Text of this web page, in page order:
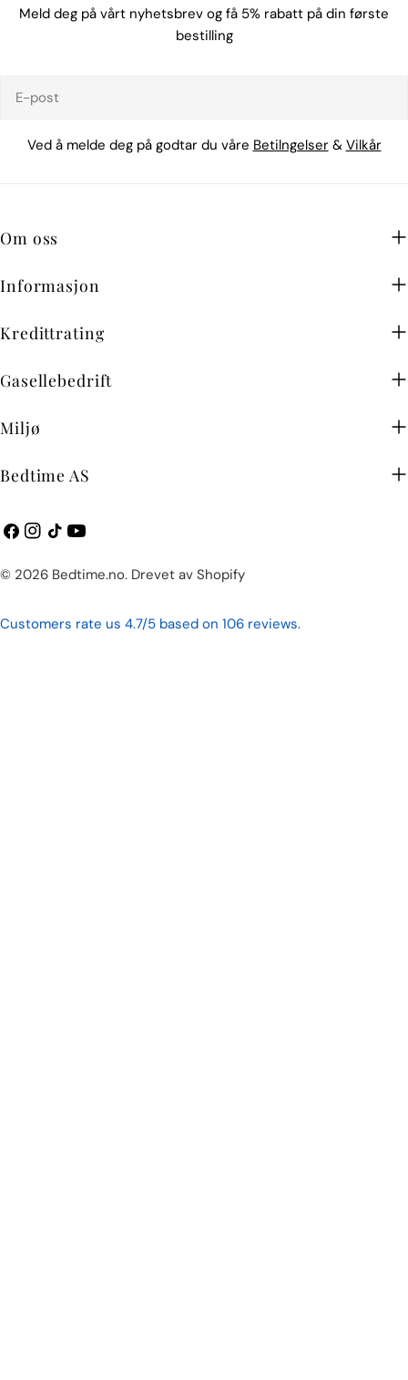
Meld deg på vårt nyhetsbrev og få 5% rabatt på din første
bestilling
post
Ved å melde deg på godtar du våre Betilngelser& Vilkår
Om oss
Informasjon
Kredittrating
Gasellebedrift
Miljø
Bedtime AS
Facebook
Instagram
TikTokYouTube
© 2026 Bedtime.no. Drevet av Shopify
Betalingsmetoder
Customers rate us 4.7/5 based on 106 reviews.